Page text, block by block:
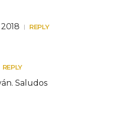
REPLY
REPLY
Saludos